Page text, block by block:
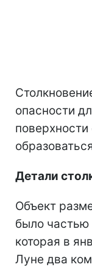
опасности
Детали
Объект
было частью
которая в
Луне два